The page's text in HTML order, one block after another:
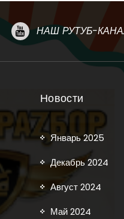
НАШ РУТУБ-
Новости
Январь 2025
Декабрь 2024
Август 2024
Май 2024